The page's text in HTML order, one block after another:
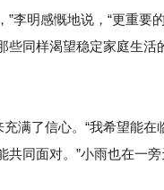
李明感慨地说，“更重
同样渴望稳定家庭生活
满了信心。“我希望能
同面对。”小雨也在一